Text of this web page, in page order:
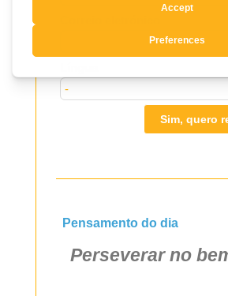
Sim, quero
Pensamento do dia
Perseverar no